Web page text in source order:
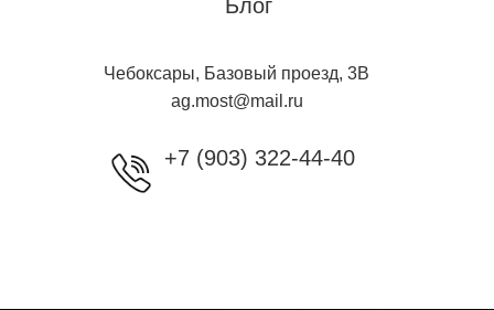
+7 (903) 322-44-40
Блог
Чебоксары, Базовый проезд, 3B
ag.most@mail.ru